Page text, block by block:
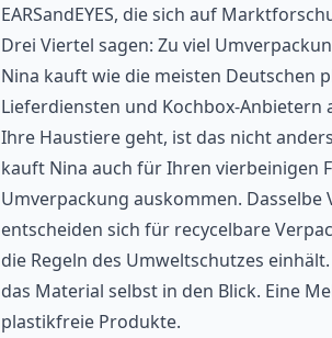
EARSandEYES, die sich auf
Drei Viertel sagen: Zu viel
Nina kauft wie die meisten Deutschen
Lieferdiensten und Kochbox-Anbietern
Ihre Haustiere geht, ist das nicht
kauft Nina auch für Ihren vierbeinigen
Umverpackung auskommen. Dasselbe
entscheiden sich für recycelbare
die Regeln des Umweltschutzes
das Material selbst in den Blick. Eine
plastikfreie Produkte.